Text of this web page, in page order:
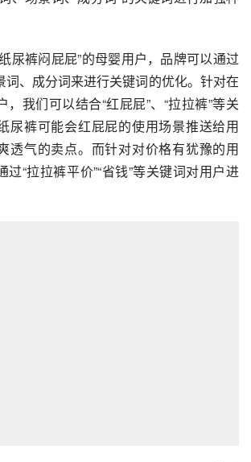
尿裤闷屁屁”的母婴用户，品牌可以通过
词、成分词来进行关键词的优化。针对在
我们可以结合“红屁屁”、“拉拉裤”等关
尿裤可能会红屁屁的使用场景推送给用
透气的卖点。而针对对价格有犹豫的用
过“拉拉裤平价”“省钱”等关键词对用户进